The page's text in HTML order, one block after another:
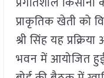
प्राकृतिक खेती को
श्री सिंह यह
भवन में आयोजित हुई